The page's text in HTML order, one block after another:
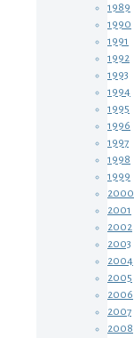
1989
1990
1991
1992
1993
1994
1995
1996
1997
1998
1999
2000
2001
2002
2003
2004
2005
2006
2007
2008